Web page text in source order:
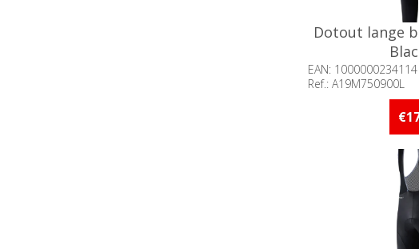
Dotout lange
EAN: 1000000234114
Ref.: A19M750900L
Beschikbaarheid::